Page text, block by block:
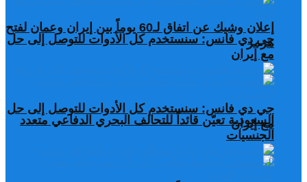
جي دي فانس: سنستخدم كل الأدوات للتوصل إلى حل
مع إيران
السعودية تعيّن قائداً للتحالف البحري الدفاعي متعدد
الجنسيات
إعلان وشيك عن اتفاق لـ60 يوماً بين إيران وعمان لفتح
هرمز
جي دي فانس: سنستخدم كل الأدوات للتوصل إلى حل
مع إيران